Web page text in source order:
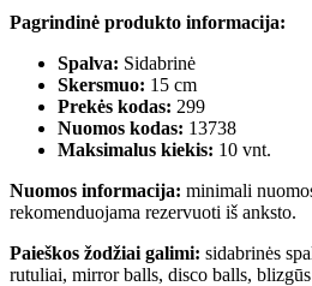
Pagrindinė produkto informacija:
Spalva: Sidabrinė
Skersmuo: 15 cm
Prekės kodas: 299
Nuomos kodas: 13738
Maksimalus kiekis: 10 vnt.
Nuomos informacija: minimali
rekomenduojama rezervuoti iš anksto.
Paieškos žodžiai galimi: sidabrinės
rutuliai, mirror balls, disco balls,